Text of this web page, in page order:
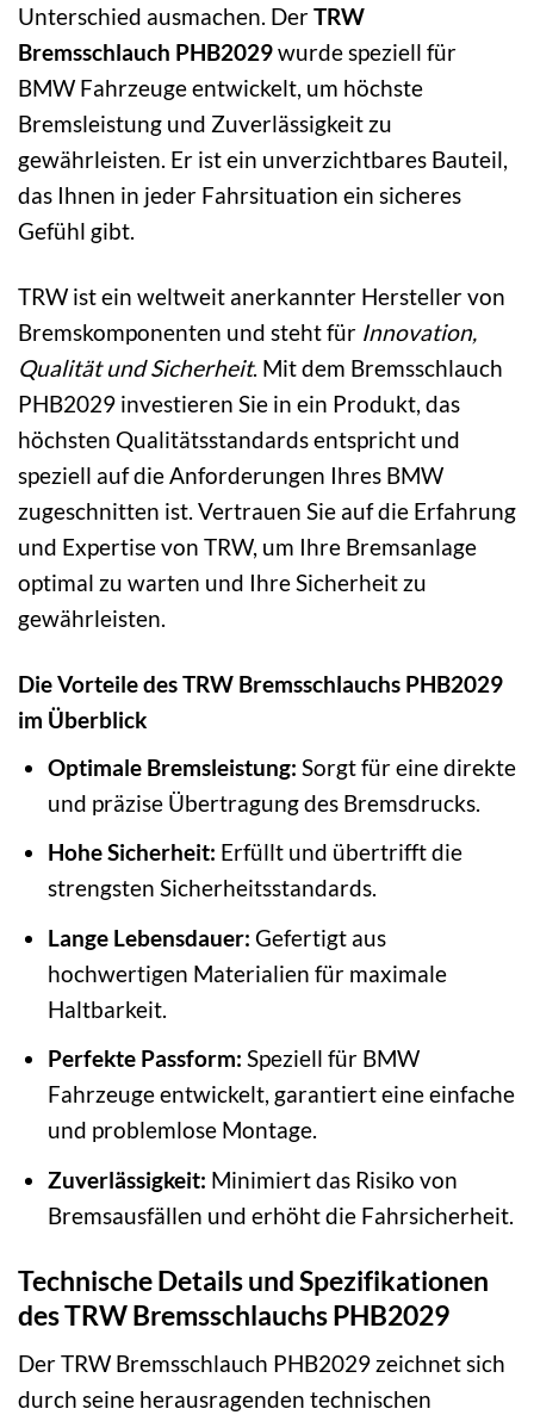
Unterschied ausmachen. DerTRW
Bremsschlauch PHB2029wurde speziell für
BMW Fahrzeuge entwickelt, um höchste
Bremsleistung und Zuverlässigkeit zu
gewährleisten. Er ist ein unverzichtbares Bauteil,
das Ihnen in jeder Fahrsituation ein sicheres
Gefühl gibt.
TRW ist ein weltweit anerkannter Hersteller von
Bremskomponenten und steht für Innovation,
Qualität und Sicherheit. Mit dem Bremsschlauch
PHB2029 investieren Sie in ein Produkt, das
höchsten Qualitätsstandards entspricht und
speziell auf die Anforderungen Ihres BMW
zugeschnitten ist. Vertrauen Sie auf die Erfahrung
und Expertise von TRW, um Ihre Bremsanlage
optimal zu warten und Ihre Sicherheit zu
gewährleisten.
Die Vorteile des TRW Bremsschlauchs PHB2029
im Überblick
Optimale Bremsleistung: Sorgt für eine direkte
und präzise Übertragung des Bremsdrucks.
Hohe Sicherheit: Erfüllt und übertrifft die
strengsten Sicherheitsstandards.
Lange Lebensdauer: Gefertigt aus
hochwertigen Materialien für maximale
Haltbarkeit.
Perfekte Passform: Speziell für BMW
Fahrzeuge entwickelt, garantiert eine einfache
und problemlose Montage.
Zuverlässigkeit: Minimiert das Risiko von
Bremsausfällen und erhöht die Fahrsicherheit.
Technische Details und Spezifikationen
des TRW Bremsschlauchs PHB2029
Der TRW Bremsschlauch PHB2029 zeichnet sich
durch seine herausragenden technischen